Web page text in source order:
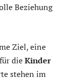
Beziehung
Ziel, eine
dieKinder
stehen im